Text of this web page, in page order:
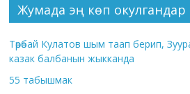
Жумада эң көп окулгандар
Төрөбай Кулатов шым таап берип,
казак балбанын жыкканда
55 табышмак